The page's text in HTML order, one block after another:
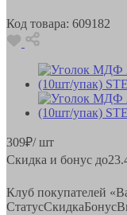
Код товара: 609182
309₽/ шт
Скидка и бонус до
Клуб покупателей
СтатусСкидкаБонус